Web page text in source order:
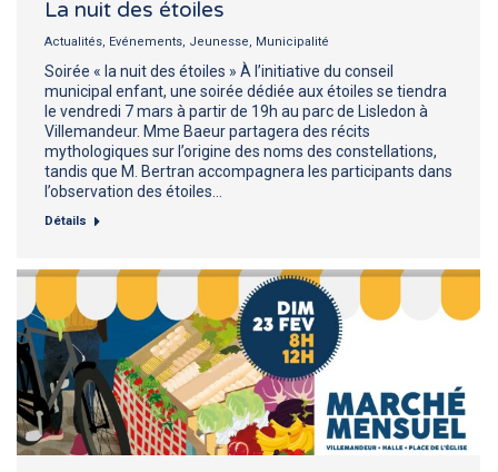
La nuit des étoiles
Actualités, Evénements, Jeunesse, Municipalité
Soirée « la nuit des étoiles » À l’initiative du conseil
municipal enfant, une soirée dédiée aux étoiles se tiendra
le vendredi 7 mars à partir de 19h au parc de Lisledon à
Villemandeur. Mme Baeur partagera des récits
mythologiques sur l’origine des noms des constellations,
tandis que M. Bertran accompagnera les participants dans
l’observation des étoiles…
Détails